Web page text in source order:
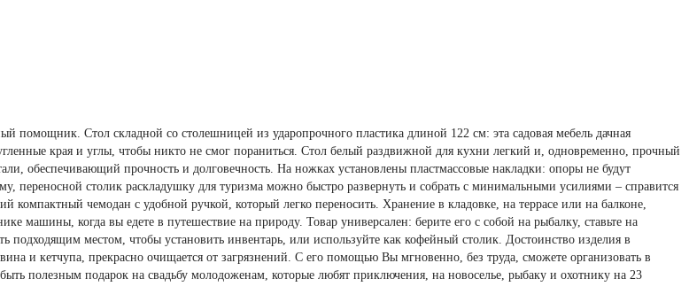
помощник. Стол складной со столешницей из ударопрочного пластика длиной 122 см: эта садовая мебель дачная
края и углы, чтобы никто не смог пораниться. Стол белый раздвижной для кухни легкий и, одновременно, прочный
обеспечивающий прочность и долговечность. На ножках установлены пластмассовые накладки: опоры не будут
переносной столик раскладушку для туризма можно быстро развернуть и собрать с минимальными усилиями – справится
компактный чемодан с удобной ручкой, который легко переносить. Хранение в кладовке, на террасе или на балконе,
машины, когда вы едете в путешествие на природу. Товар универсален: берите его с собой на рыбалку, ставьте на
подходящим местом, чтобы установить инвентарь, или используйте как кофейный столик. Достоинство изделия в
и кетчупа, прекрасно очищается от загрязнений. С его помощью Вы мгновенно, без труда, сможете организовать в
полезным подарок на свадьбу молодоженам, которые любят приключения, на новоселье, рыбаку и охотнику на 23